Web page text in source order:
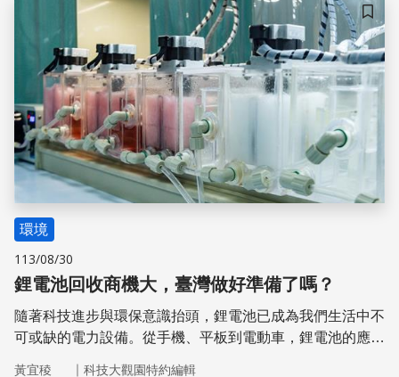
儲存
環境
113/08/30
鋰電池回收商機大，臺灣做好準備了嗎？
隨著科技進步與環保意識抬頭，鋰電池已成為我們生活中不
可或缺的電力設備。從手機、平板到電動車，鋰電池的應用
黃宜稜 ｜ 科技大觀園特約編輯